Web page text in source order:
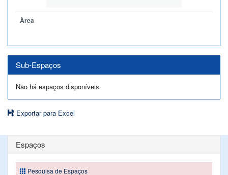
Àrea
Sub-Espaços
Não há espaços disponíveis
Exportar para Excel
Espaços
Pesquisa de Espaços